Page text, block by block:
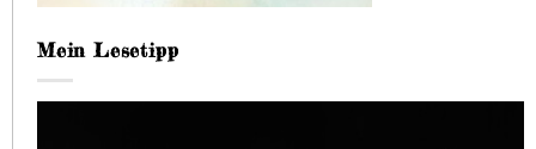
Mein Lesetipp